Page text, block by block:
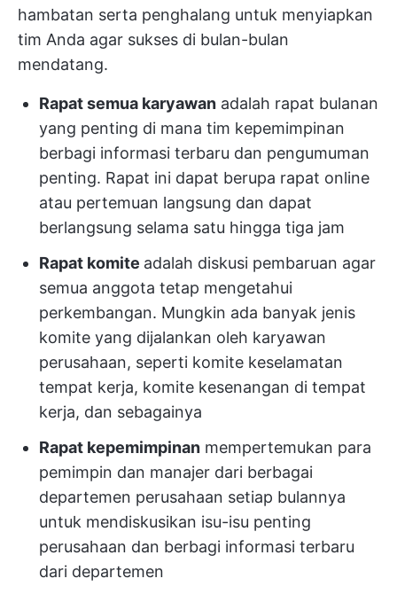
hambatan serta penghalang untuk menyiapkan
tim Anda agar sukses di bulan-bulan
mendatang.
Rapat semua karyawan adalah rapat bulanan
yang penting di mana tim kepemimpinan
berbagi informasi terbaru dan pengumuman
penting. Rapat ini dapat berupa rapat online
atau pertemuan langsung dan dapat
berlangsung selama satu hingga tiga jam
Rapat komite adalah diskusi pembaruan agar
semua anggota tetap mengetahui
perkembangan. Mungkin ada banyak jenis
komite yang dijalankan oleh karyawan
perusahaan, seperti komite keselamatan
tempat kerja, komite kesenangan di tempat
kerja, dan sebagainya
Rapat kepemimpinan mempertemukan para
pemimpin dan manajer dari berbagai
departemen perusahaan setiap bulannya
untuk mendiskusikan isu-isu penting
perusahaan dan berbagi informasi terbaru
dari departemen